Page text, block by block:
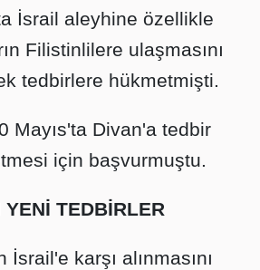
İsrail aleyhine özellikle
Filistinlilere ulaşmasını
tedbirlere hükmetmişti.
Mayıs'ta Divan'a tedbir
için başvurmuştu.
TEDBİRLER
İsrail'e karşı alınmasını